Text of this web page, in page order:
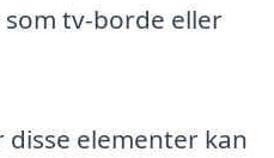
tv-borde eller
elementer kan